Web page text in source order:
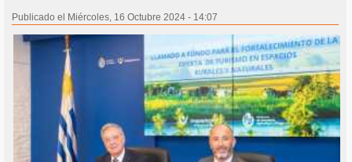
Publicado el Miércoles, 16 Octubre 2024 - 14:07